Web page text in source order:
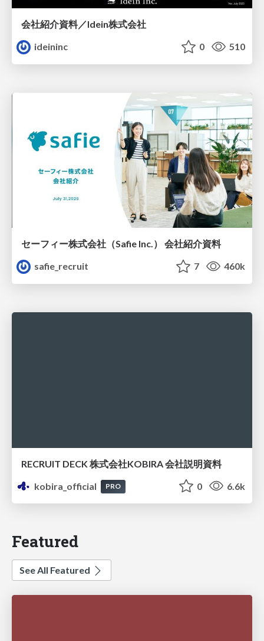
会社紹介資料／Idein株式会社
ideininc
0 510
セーフィー株式会社（Safie Inc.） 会社紹介資料
safie_recruit
7 460k
RECRUIT DECK 株式会社KOBIRA 会社説明資料
kobira_official
PRO 0 6.6k
Featured
See All Featured